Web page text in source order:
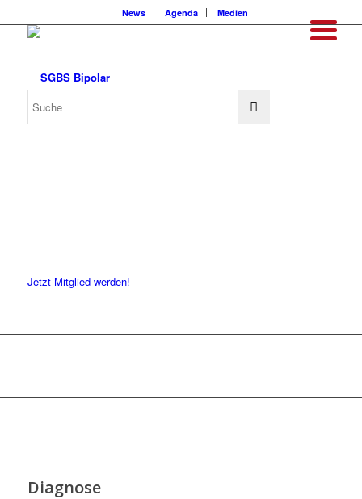
News Agenda Medien
Jetzt Mitglied werden!
Diagnose